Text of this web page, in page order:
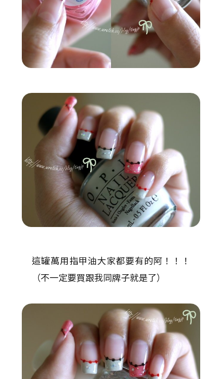
這罐萬用指甲油大家都要有的阿！！！
（不一定要買跟我同牌子就是了）